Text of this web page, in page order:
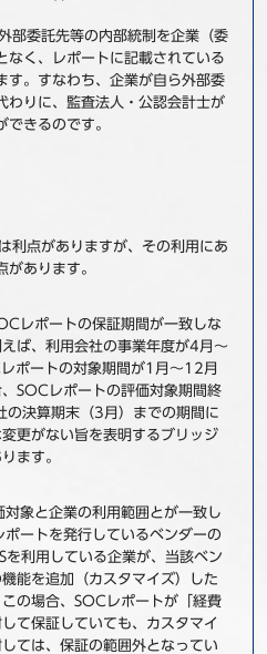
部委託先等の内部統制を企業（委
なく、レポートに記載されている
す。すなわち、企業が自ら外部委
わりに、監査法人・公認会計士が
きるのです。
利点がありますが、その利用にあ
があります。
レポートの保証期間が一致しな
ば、利用会社の事業年度が4月～
ポートの対象期間が1月～12月
SOCレポートの評価対象期間終
決算期末（3月）までの期間に
更がない旨を表明するブリッジ
ます。
象と企業の利用範囲とが一致し
ートを発行しているベンダーの
を利用している企業が、当該ベン
能を追加（カスタマイズ）した
の場合、SOCレポートが「経費
て保証していても、カスタマイ
ては、保証の範囲外となってい